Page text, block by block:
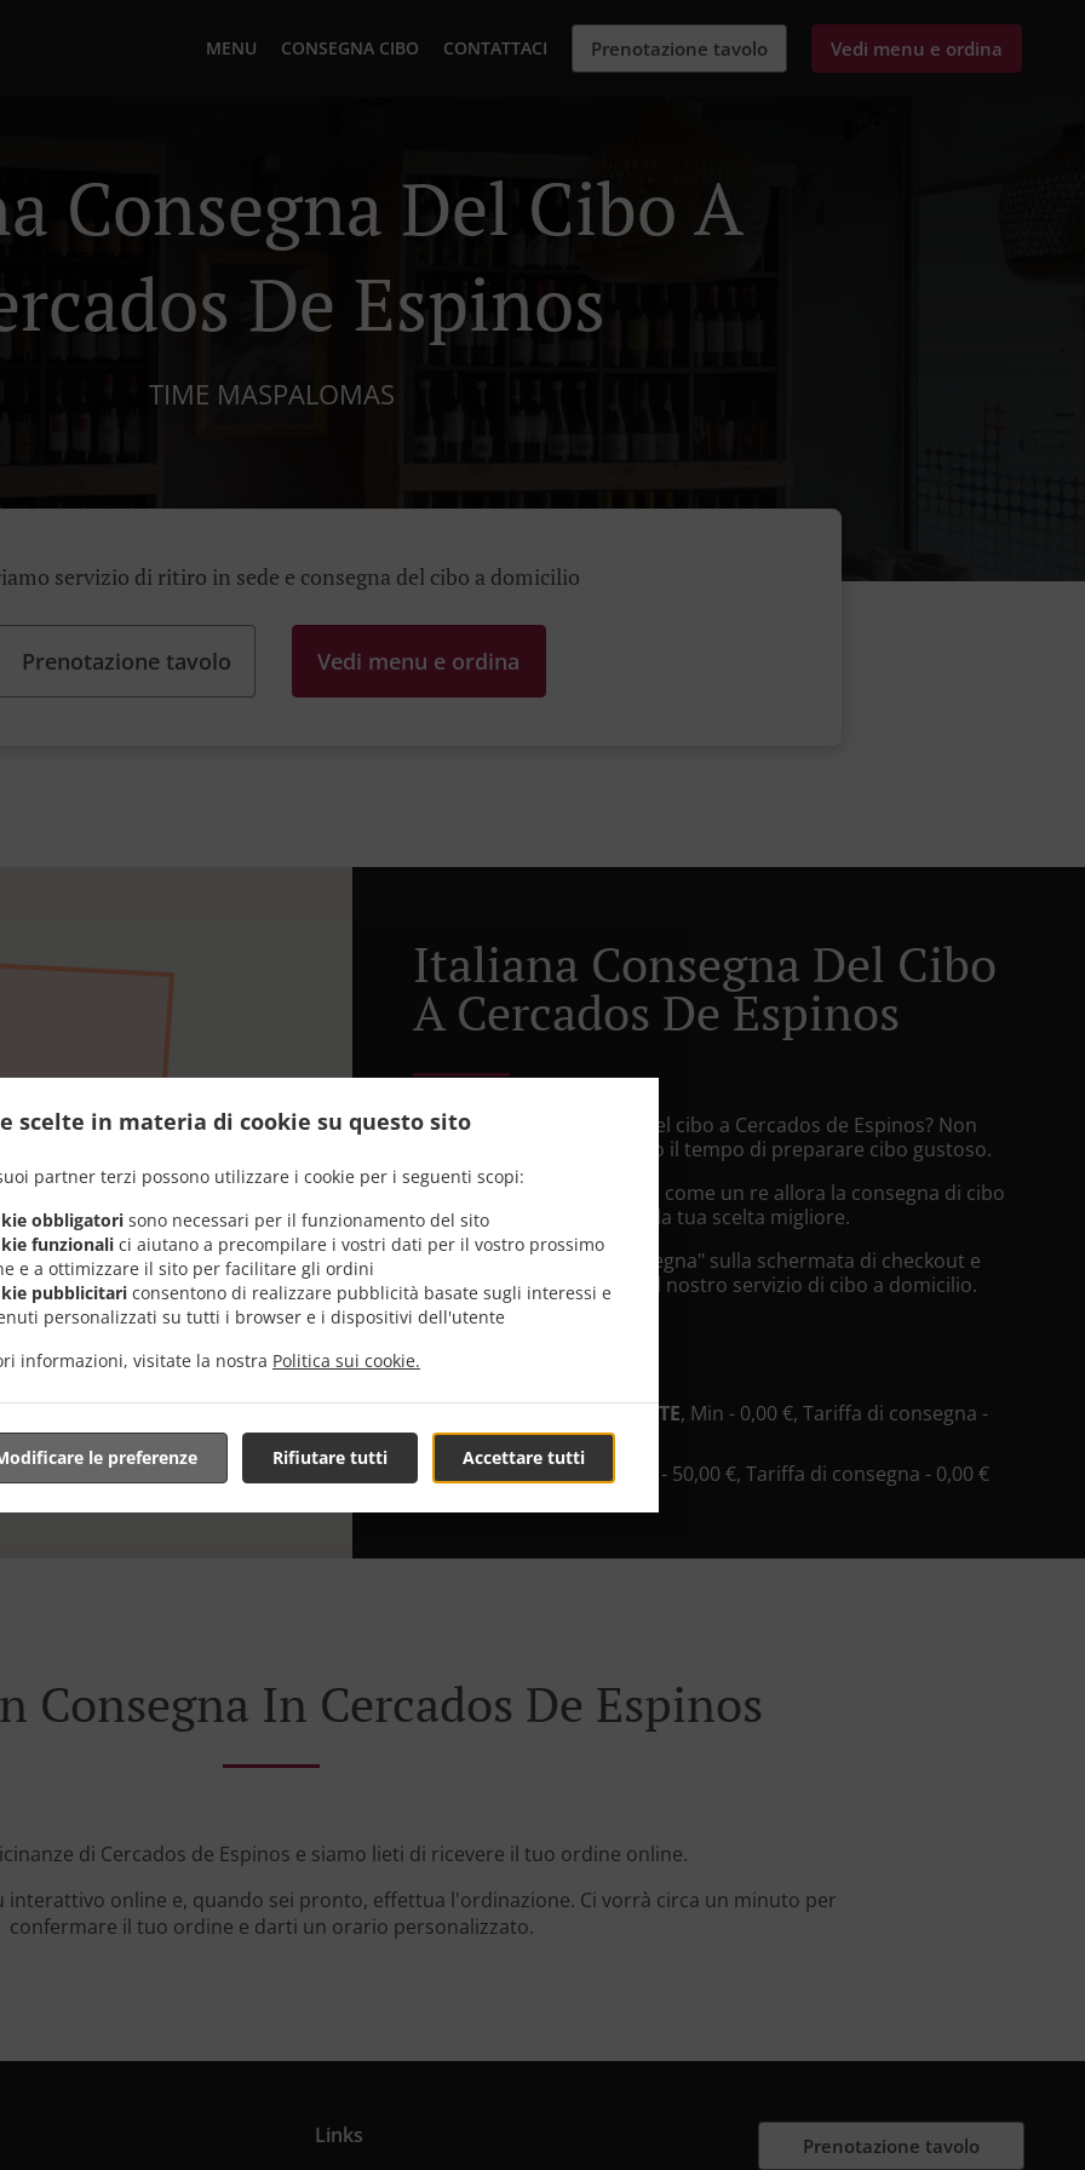
scelte in materia di cookie su questo sito
partner terzi possono utilizzare i cookie per i seguenti scopi:
obbligatori sono necessari per il funzionamento del sito
funzionali ci aiutano a precompilare i vostri dati per il vostro prossimo
e a ottimizzare il sito per facilitare gli ordini
pubblicitari consentono di realizzare pubblicità basate sugli interessi e
personalizzati su tutti i browser e i dispositivi dell'utente
informazioni, visitate la nostra Politica sui cookie.
Accettare tutti
Rifiutare tutti
le preferenze
MENU CONSEGNA CIBO CONTATTACI Prenotazione tavolo Vedi menu e ordina
Consegna Del Cibo A
De Espinos
TIME MASPALOMAS
servizio di ritiro in sede e consegna del cibo a domicilio
Prenotazione tavolo Vedi menu e ordina
Italiana Consegna Del Cibo
A Cercados De Espinos
Cerchi Italiana Consegna del cibo a Cercados de Espinos? Non
tutti sono in grado o hanno il tempo di preparare cibo gustoso.
Quando vuoi venire servito come un re allora la consegna di cibo
da Time Maspalomas sarà la tua scelta migliore.
Ti basta selezionare "Consegna" sulla schermata di checkout e
speriamo che apprezzerà il nostro servizio di cibo a domicilio.
Tariffa di consegna
DELIVERY RESTAURANTE, Min - 0,00 €, Tariffa di consegna -
0,00 €
TIME FOOD SHOP, Min - 50,00 €, Tariffa di consegna - 0,00 €
Consegna In Cercados De Espinos
di Cercados de Espinos e siamo lieti di ricevere il tuo ordine online.
interattivo online e, quando sei pronto, effettua l'ordinazione. Ci vorrà circa un minuto per
confermare il tuo ordine e darti un orario personalizzato.
Links Prenotazione tavolo